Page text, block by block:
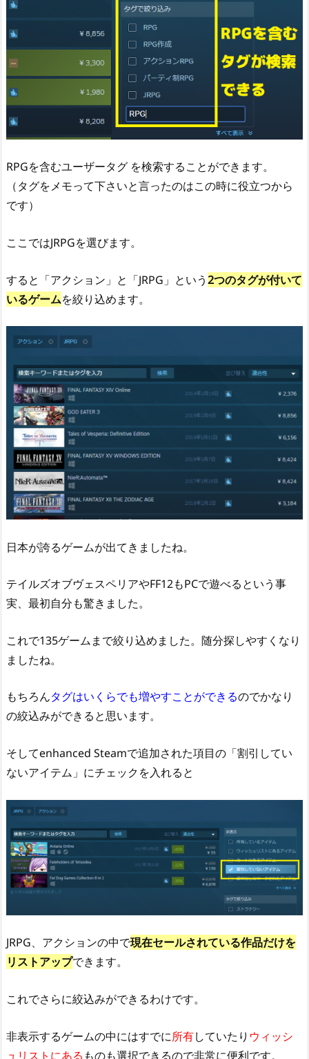
RPGを含むユーザータグ を検索することができます。
（タグをメモって下さいと言ったのはこの時に役立つから
です）
ここではJRPGを選びます。
すると「アクション」と「JRPG」という2つのタグが付いて
いるゲームを絞り込めます。
日本が誇るゲームが出てきましたね。
テイルズオブヴェスペリアやFF12もPCで遊べるという事
実、最初自分も驚きました。
これで135ゲームまで絞り込めました。随分探しやすくなり
ましたね。
もちろんタグはいくらでも増やすことができるのでかなり
の絞込みができると思います。
そしてenhanced Steamで追加された項目の「割引してい
ないアイテム」にチェックを入れると
JRPG、アクションの中で現在セールされている作品だけを
リストアップできます。
これでさらに絞込みができるわけです。
非表示するゲームの中にはすでに所有していたり ウィッシ
ュリストにある ものも選択できるので非常に便利です。